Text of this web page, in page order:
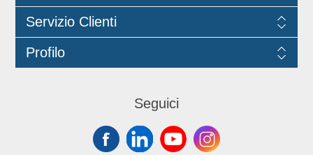
Servizio Clienti
Profilo
Seguici